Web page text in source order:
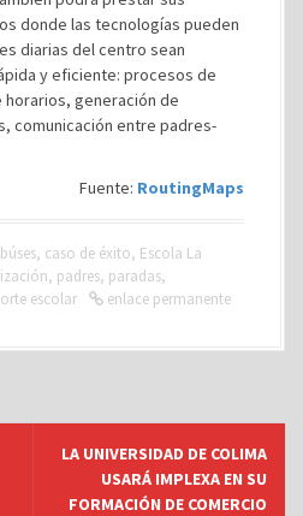
donde las tecnologías pueden
diarias del centro sean
y eficiente: procesos de
generación de
comunicación entre padres-
Fuente: RoutingMaps
, caso de éxito, Escola La
, padres, paradas,
escolar enlace permanente
LA UNIVERSIDAD DE COLIMA
USARÁ IMPLEXA EN SU
FORMACIÓN DE COMERCIO